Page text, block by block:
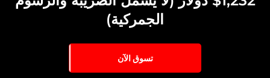
الجمركية)
تسوق الآن